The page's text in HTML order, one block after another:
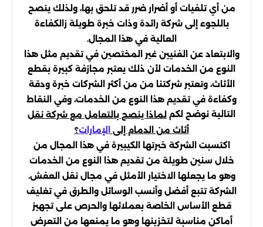
من أي تلفيات أو أضرار ضرر قد تلحق بها، ولذلك ينصح
باللجوء إلى شركة رائدة وذات خبرة طويلة زالكفاءة
العالية في هذا المجال.
والابتعاد عن الفنيين غير المختصين في تقديم مثل هذا
النوع من الخدمات لأن ذلك يعتبر مجازفة كبيرة بقطع
الأثاث، وتعتبر شركتنا من من أكثر الشركات خبرة ودقة
وكفاءة في تقديم هذا النوع من الخدمات، وفي النقاط
التالية نوضح لكم لماذا ينصح بالتعامل مع شركة نقل
أثاث من الدمام إلى
الإمارات؟
اكتسبت الشركة خبرتها الكيبيرة في هذا المجال من
خلال سنين طويلة من تقديم هذا النوع من الخدمات
وهو ما يجعلها الاختيار الأمثل في مجال نقل العفش.
الشركة تتبع أفضل وأنسب الوسائل والطرق في تغليف
قطع الأساس الخاصة بعملائها والحرص على تجهيز
أماكن مناسبة لتخزينها وهو ما يمنعها من التعرض